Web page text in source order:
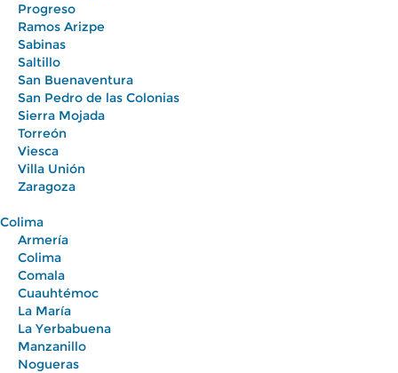
Progreso
Ramos Arizpe
Sabinas
Saltillo
San Buenaventura
San Pedro de las Colonias
Sierra Mojada
Torreón
Viesca
Villa Unión
Zaragoza
Colima
Armería
Colima
Comala
Cuauhtémoc
La María
La Yerbabuena
Manzanillo
Nogueras